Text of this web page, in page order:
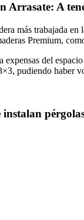
Arrasate: A
más trabajada en
Premium,
expensas del
pudiendo haber